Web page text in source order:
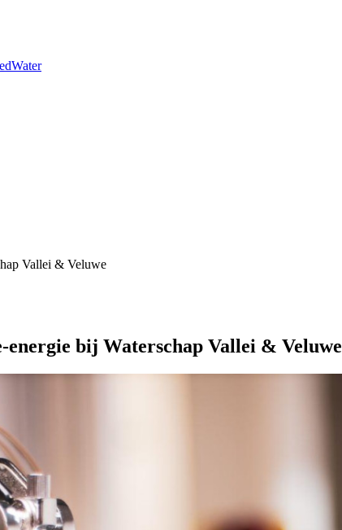
Water
Vallei & Veluwe
bij Waterschap Vallei & Veluwe